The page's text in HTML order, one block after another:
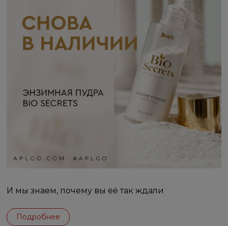
И мы знаем, почему вы её так ждали
Подробнее